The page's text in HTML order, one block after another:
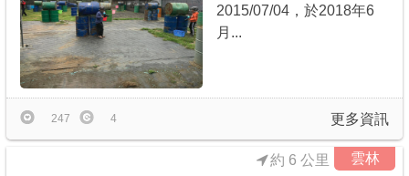
2015/07/04，於2018年6
月...
更多資訊
247 4
雲林
約 6 公里